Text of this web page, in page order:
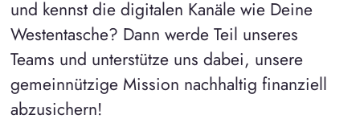
und kennst die digitalen Kanäle wie Deine
Westentasche? Dann werde Teil unseres
Teams und unterstütze uns dabei, unsere
gemeinnützige Mission nachhaltig finanziell
abzusichern!